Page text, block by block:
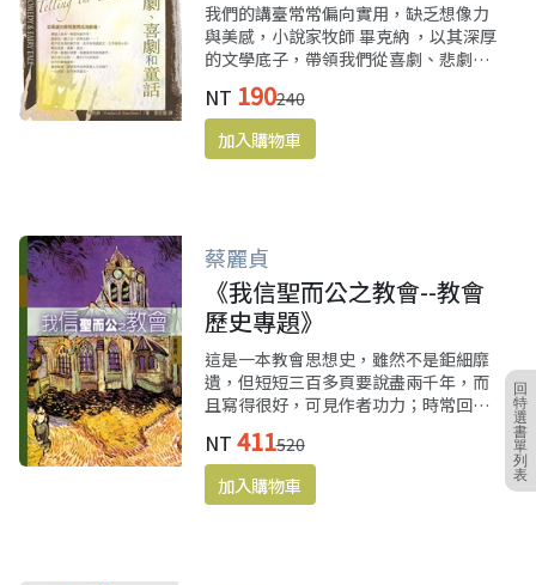
回
特
選
書
單
列
表
我們的講臺常常偏向實用，缺乏想像力
與美感，小說家牧師 畢克納 ，以其深厚
的文學底子，帶領我們從喜劇、悲劇及
童話三個角度，對福音有更開闊的想
像，也可以豐富講道者的想像，是非常
棒的一本書。
NT 190240
蔡麗貞
《我信聖而公之教會--教會
歷史專題》
這是一本教會思想史，雖然不是鉅細靡
遺，但短短三百多頁要說盡兩千年，而
且寫得很好，可見作者功力；時常回頭
觀看歷代思想家如何為福音殫精竭慮、
奮戰到有時需要犧牲生命，遺留下來許
多寶貴的信仰遺產，能助我們持守真
道。
NT 411520